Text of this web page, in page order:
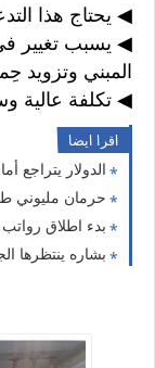
◀ يحتاج هذا
◀ يسبب تغيير في
المبني وتزويد
◀ تكلفة عالية
اقرا ايضا
الدولار يتراجع
حرمان مليوني طفل من
بدء اطلاق
بشاره ينتظرها